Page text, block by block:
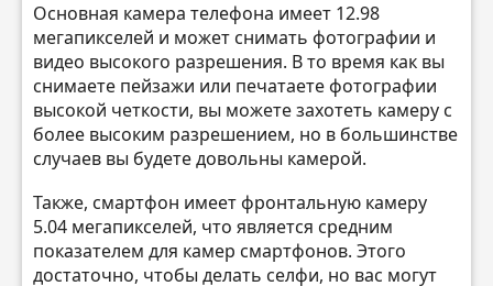
Основная камера телефона имеет 12.98
мегапикселей и может снимать фотографии и
видео высокого разрешения. В то время как вы
снимаете пейзажи или печатаете фотографии
высокой четкости, вы можете захотеть камеру с
более высоким разрешением, но в большинстве
случаев вы будете довольны камерой.
Также, смартфон имеет фронтальную камеру
5.04 мегапикселей, что является средним
показателем для камер смартфонов. Этого
достаточно, чтобы делать селфи, но вас могут